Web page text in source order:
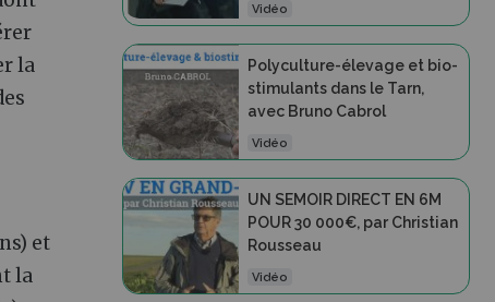
la
et
la
Vidéo
Polyculture-élevage et bio-
stimulants dans le Tarn,
avec Bruno Cabrol
Vidéo
UN SEMOIR DIRECT EN 6M
POUR 30 000€, par Christian
Rousseau
Vidéo